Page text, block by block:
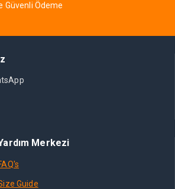
Güvenli Ödeme
Merkezi
Guide